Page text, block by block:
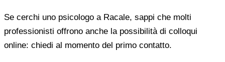
Se cerchi uno psicologo a Racale, sappi che molti
professionisti offrono anche la possibilità di colloqui
online: chiedi al momento del primo contatto.